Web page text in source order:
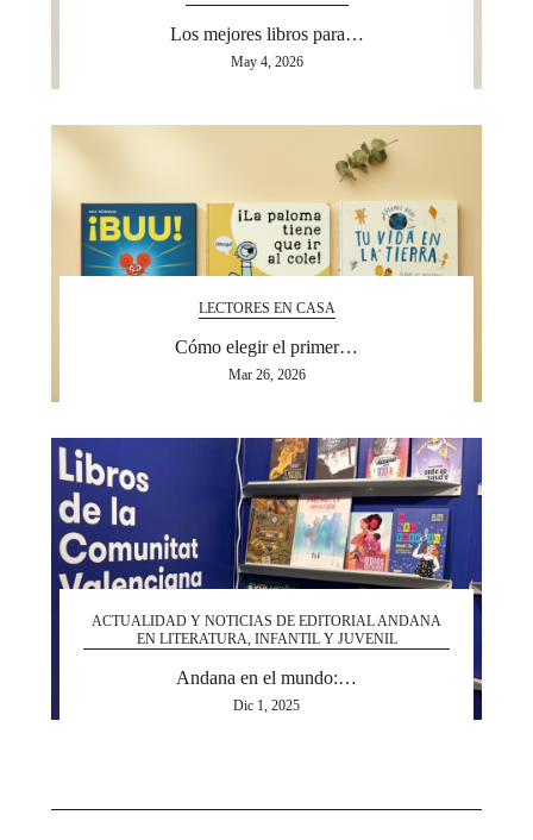
Los mejores libros para…
May 4, 2026
LECTORES EN CASA
Cómo elegir el primer…
Mar 26, 2026
ACTUALIDAD Y NOTICIAS DE EDITORIAL ANDANA
EN LITERATURA, INFANTIL Y JUVENIL
Andana en el mundo:…
Dic 1, 2025